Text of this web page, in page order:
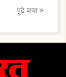
पुढे वाचा